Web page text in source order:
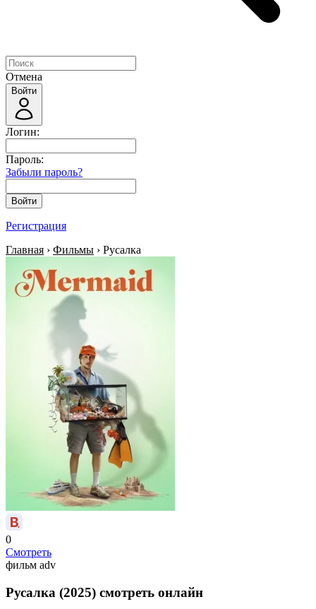
Отмена
Войти
Логин:
Пароль:
Забыли пароль?
Войти
Регистрация
Главная › Фильмы › Русалка
0
Смотреть
фильм adv
Русалка (2025) смотреть онлайн